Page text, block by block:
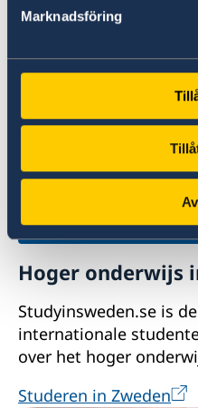
Marknadsföring
Vermoedelijke misdaad
onregelmatigheden
Hoger onderwijs
Studyinsweden.se is
internationale
over het hoger
Studeren in Zweden